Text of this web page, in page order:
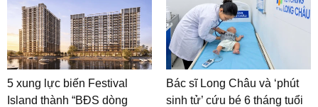
5 xung lực biến Festival
Island thành “BĐS dòng
Bác sĩ Long Châu và ‘phút
sinh tử’ cứu bé 6 tháng tuổi